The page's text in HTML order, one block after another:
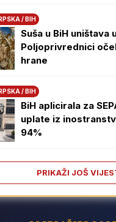
/ BIH
Suša u BiH uništava
Poljoprivrednici
hrane
/ BIH
BiH aplicirala za
uplate iz
94%
PRIKAŽI JOŠ